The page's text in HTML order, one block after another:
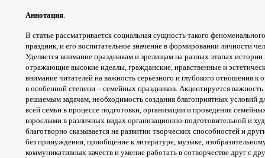
Аннотация.
В статье рассматривается социальная сущность такого
праздник, и его воспитательное значение в формировании личности
Уделяется внимание праздникам и зрелищам на разных этапах
отражающие высокие идеалы, гражданские, нравственные и
внимание читателей на важность серьезного и глубокого отношения к
в особенной степени – семейных праздников. Акцентируется
решаемым задачам, необходимость создания благоприятных условий
всей семьи в процессе подготовки, организации и проведения
взрослыми в различных видах организационно-подготовительной и
благотворно сказывается на развитии творческих способностей и
без принуждения, приобщение к литературе, музыке,
коммуникативных качеств и умение работать в сотворчестве друг с